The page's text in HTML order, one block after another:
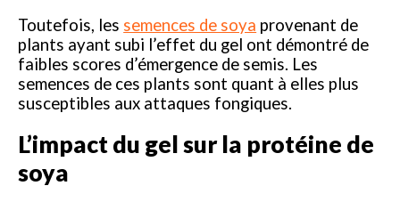
Toutefois, les semences de soya provenant de
plants ayant subi l’effet du gel ont démontré de
faibles scores d’émergence de semis. Les
semences de ces plants sont quant à elles plus
susceptibles aux attaques fongiques.
L’impact du gel sur la protéine de
soya